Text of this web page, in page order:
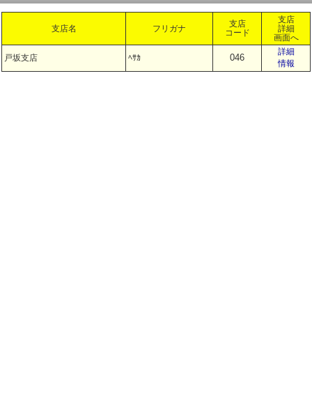
支店名 フリガナ
支店
コード
支店
詳細
画面へ
戸坂支店 ﾍｻｶ 046
詳細
情報